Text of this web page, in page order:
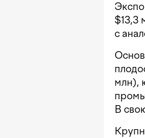
$13,3
с
млн),
В